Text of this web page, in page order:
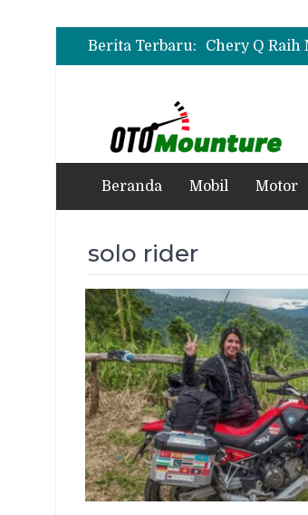
Berita Terbaru:
Beranda Mobil Motor
solo rider